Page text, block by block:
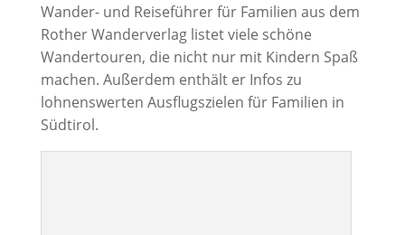
Wander- und Reiseführer für Familien aus dem
Rother Wanderverlag listet viele schöne
Wandertouren, die nicht nur mit Kindern Spaß
machen. Außerdem enthält er Infos zu
lohnenswerten Ausflugszielen für Familien in
Südtirol.